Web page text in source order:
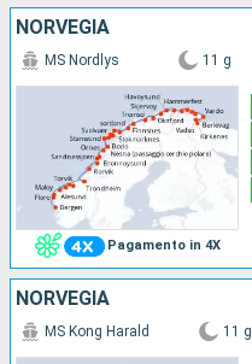
NORVEGIA
Pagamento in 4X
MS Nordlys 11 g
NORVEGIA
MS Kong Harald 11 g